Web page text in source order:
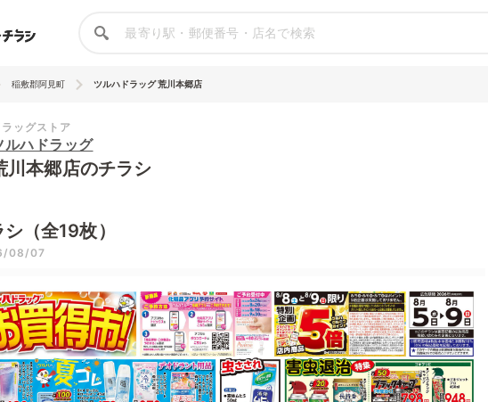
稲敷郡阿見町 ツルハドラッグ 荒川本郷店
ラッグストア
ルハドラッグ
川本郷店のチラシ
（全19枚）
08/07